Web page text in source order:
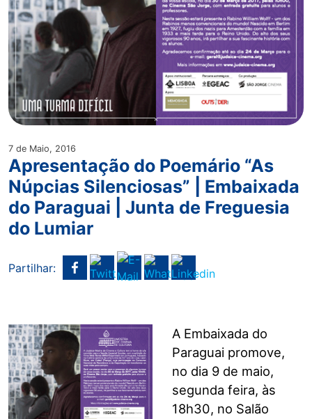
7 de Maio, 2016
Apresentação do Poemário “As
Núpcias Silenciosas” | Embaixada
do Paraguai | Junta de Freguesia
do Lumiar
Partilhar:
A Embaixada do
Paraguai promove,
no dia 9 de maio,
segunda feira, às
18h30, no Salão